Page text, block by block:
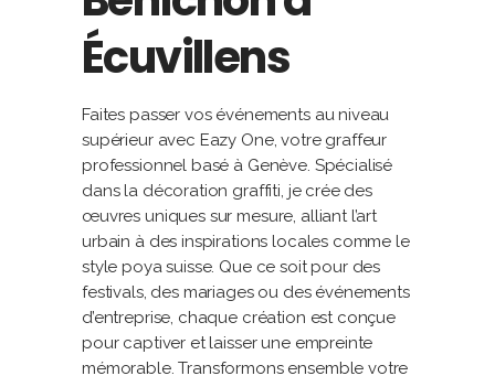
Écuvillens
Faites passer vos événements au niveau
supérieur avec Eazy One, votre graffeur
professionnel basé à Genève. Spécialisé
dans la décoration graffiti, je crée des
œuvres uniques sur mesure, alliant l’art
urbain à des inspirations locales comme le
style poya suisse. Que ce soit pour des
festivals, des mariages ou des événements
d’entreprise, chaque création est conçue
pour captiver et laisser une empreinte
mémorable. Transformons ensemble votre